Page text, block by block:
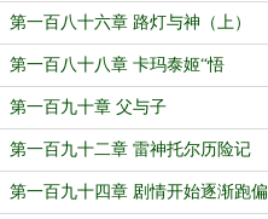
活（上）
第一百八十六章 路灯与神（上）
第一百八十八章 卡玛泰姬“悟
道”（上）
第一百九十章 父与子
第一百九十二章 雷神托尔历险记
（中）
第一百九十四章 剧情开始逐渐跑偏